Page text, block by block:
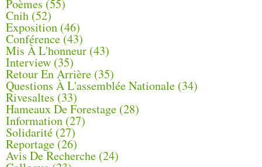
Poèmes (55)
Cnih (52)
Exposition (46)
Conférence(43)
Mis À L'honneur (43)
Interview (35)
Retour En Arrière (35)
Questions À L'assemblée Nationale (34)
Rivesaltes (33)
Hameaux De Forestage (28)
Information (27)
Solidarité (27)
Reportage(26)
Avis De Recherche (24)